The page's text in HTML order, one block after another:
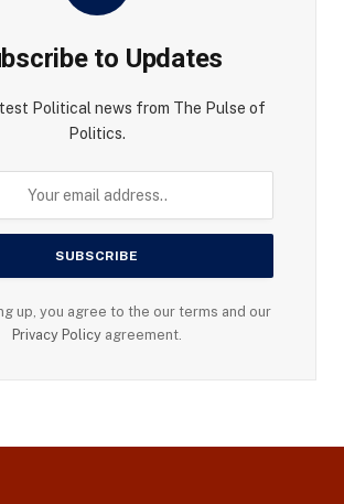
to Updates
Political news from The Pulse of
Politics.
up, you agree to the our terms and our
Privacy Policy agreement.